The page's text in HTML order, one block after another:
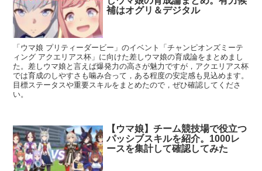
補はオグリ＆デジタル
「ウマ娘 プリティーダービー」のイベント「チャンピオンズミーテ
ィング アクエリアス杯」に向けた差しウマ娘の育成論をまとめまし
た。差しウマ娘と言えば爆発力の高さが魅力ですが，アクエリアス杯
では育成のしやすさも噛み合って，ある程度の安定感も見込めます。
目標ステータスや重要スキルをまとめたので，ぜひ確認してくださ
い。
【ウマ娘】チーム競技場で役立つ
パッシブスキルを紹介。1000レ
ースを集計して確認してみた